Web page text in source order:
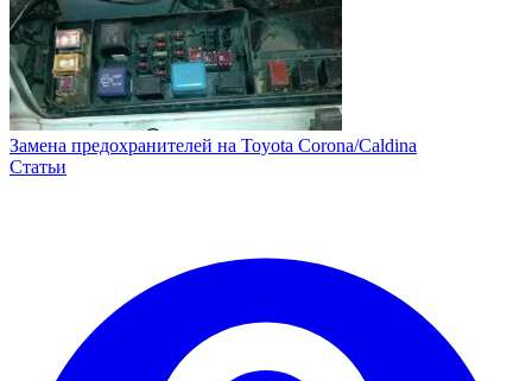
Замена предохранителей на Toyota Corona/Caldina
Статьи